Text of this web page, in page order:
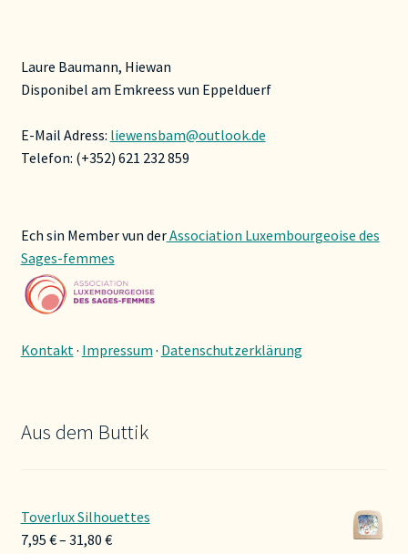
Laure Baumann, Hiewan
Disponibel am Emkreess vun Eppelduerf
E-Mail Adress: liewensbam@outlook.de
Telefon: (+352) 621 232 859
Ech sin Member vun derAssociation Luxembourgeoise des
Sages-femmes
Kontakt· Impressum · Datenschutzerklärung
Aus dem Buttik
Toverlux Silhouettes
7,95 €– 31,80 €Preisspanne: